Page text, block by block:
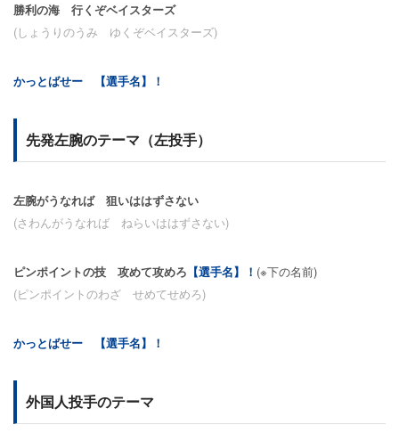
勝利の海 行くぞベイスターズ
(しょうりのうみ ゆくぞベイスターズ)
かっとばせー 【選手名】！
先発左腕のテーマ（左投手）
左腕がうなれば 狙いははずさない
(さわんがうなれば ねらいははずさない)
ピンポイントの技 攻めて攻めろ 【選手名】！ (※下の名前)
(ピンポイントのわざ せめてせめろ)
かっとばせー 【選手名】！
外国人投手のテーマ